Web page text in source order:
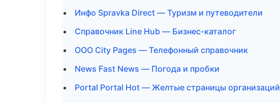
Инфо Spravka Direct — Туризм и путеводители
Справочник Line Hub — Бизнес-каталог
ООО City Pages — Телефонный справочник
News Fast News — Погода и пробки
Portal Portal Hot — Желтые страницы организаций